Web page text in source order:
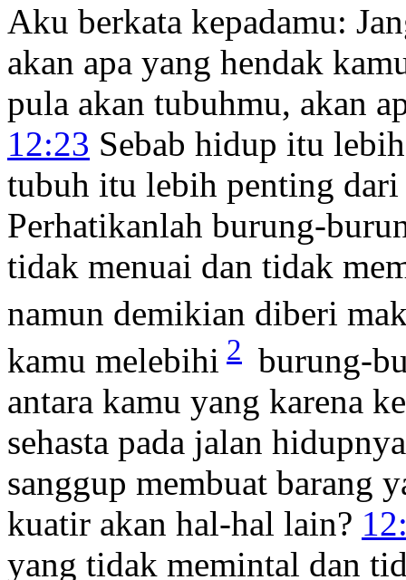
Aku berkata kepadamu:
akan apa yang hendak
pula akan tubuhmu, akan
12:23 Sebab hidup itu
tubuh itu lebih penting dari
Perhatikanlah burung-
tidak menuai dan tidak
namun demikian diberi
kamu melebihi 2 burung-
antara kamu yang karena
sehasta pada jalan
sanggup membuat barang
kuatir akan hal-hal lain?
yang tidak memintal dan